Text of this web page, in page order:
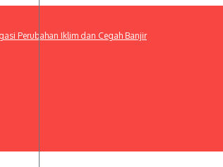
Perubahan Iklim dan Cegah Banjir